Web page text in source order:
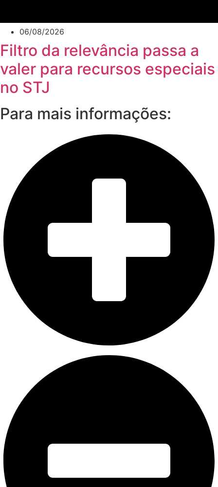
06/08/2026
Filtro da relevância passa a
valer para recursos especiais
no STJ
Para mais informações: